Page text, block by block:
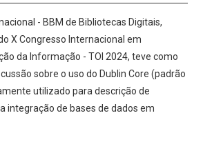
- BBM de Bibliotecas Digitais,
X Congresso Internacional em
da Informação - TOI 2024, teve como
sobre o uso do Dublin Core (padrão
utilizado para descrição de
integração de bases de dados em